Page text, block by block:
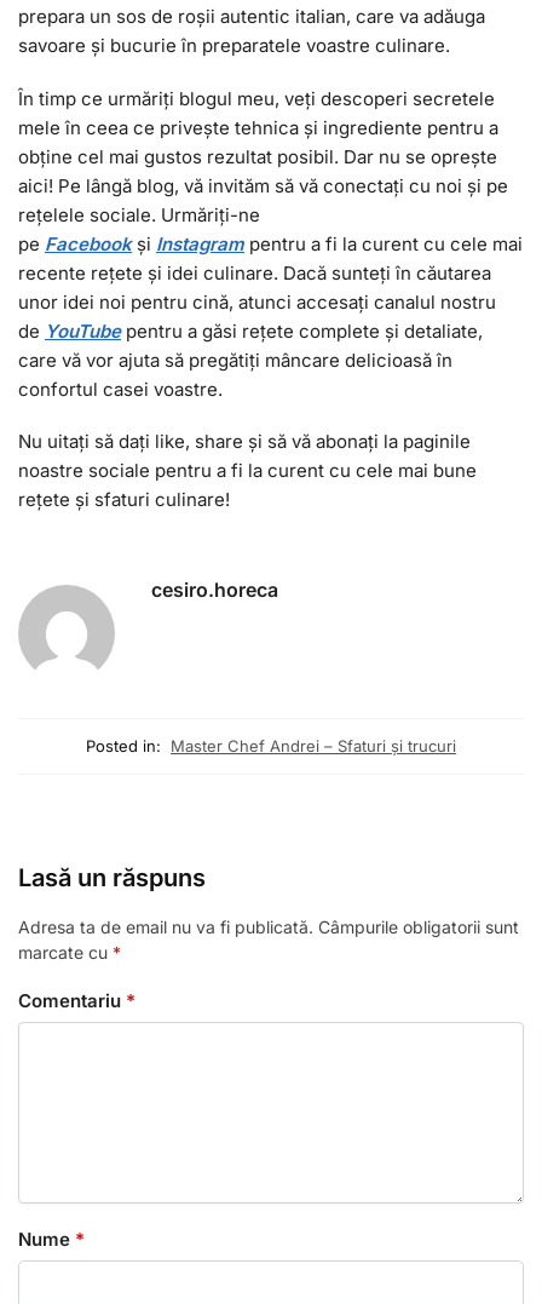
prepara un sos de roșii autentic italian, care va adăuga
savoare și bucurie în preparatele voastre culinare.
În timp ce urmăriți blogul meu, veți descoperi secretele
mele în ceea ce privește tehnica și ingrediente pentru a
obține cel mai gustos rezultat posibil. Dar nu se oprește
aici! Pe lângă blog, vă invităm să vă conectați cu noi și pe
rețelele sociale. Urmăriți-ne
pe Facebookși Instagram pentru a fi la curent cu cele mai
recente rețete și idei culinare. Dacă sunteți în căutarea
unor idei noi pentru cină, atunci accesați canalul nostru
de YouTubepentru a găsi rețete complete și detaliate,
care vă vor ajuta să pregătiți mâncare delicioasă în
confortul casei voastre.
Nu uitați să dați like, share și să vă abonați la paginile
noastre sociale pentru a fi la curent cu cele mai bune
rețete și sfaturi culinare!
cesiro.horeca
Posted in: Master Chef Andrei – Sfaturi și trucuri
Lasă un răspuns
Adresa ta de email nu va fi publicată. Câmpurile obligatorii sunt
marcate cu *
Comentariu *
Nume *